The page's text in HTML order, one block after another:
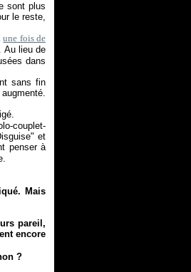
sont plus
le reste,
une fois de
Au lieu de
dans
sans fin
couplet-
et
penser à
Mais
pareil,
encore
?